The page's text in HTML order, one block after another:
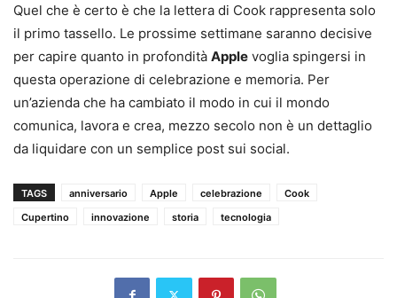
Quel che è certo è che la lettera di Cook rappresenta solo
il primo tassello. Le prossime settimane saranno decisive
per capire quanto in profondità Apple voglia spingersi in
questa operazione di celebrazione e memoria. Per
un’azienda che ha cambiato il modo in cui il mondo
comunica, lavora e crea, mezzo secolo non è un dettaglio
da liquidare con un semplice post sui social.
TAGS anniversario Apple celebrazione
Cook
Cupertino
innovazione storia tecnologia